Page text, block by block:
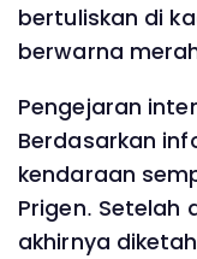
bertuliskan di
berwarna
Pengejaran
Berdasarkan
kendaraan
Prigen. Setelah
akhirnya